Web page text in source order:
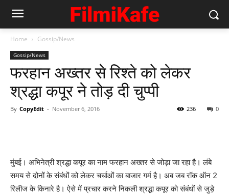
Home Gossip/News
Gossip/News
फरहान अख्‍तर से रिश्‍ते को लेकर
श्रद्धा कपूर ने तोड़ दी चुप्‍पी
By CopyEdit - November 6, 2016 0
236
मुंबई। अभिनेत्री श्रद्धा कपूर का नाम फरहान अख्‍तर से जोड़ा जा रहा है। लंबे
समय से दोनों के संबंधों को लेकर चर्चाओं का बाजार गर्म है। अब जब रॉक ऑन 2
रिलीज के किनारे है। ऐसे में प्रचार करने निकली श्रद्धा कपूर को संबंधों से जुड़े